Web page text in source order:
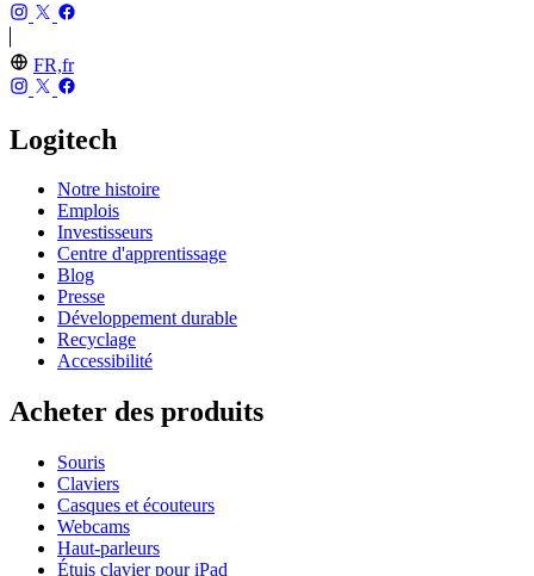
FR,fr
Logitech
Notre histoire
Emplois
Investisseurs
Centre d'apprentissage
Blog
Presse
Développement durable
Recyclage
Accessibilité
Acheter des produits
Souris
Claviers
Casques et écouteurs
Webcams
Haut-parleurs
Étuis clavier pour iPad